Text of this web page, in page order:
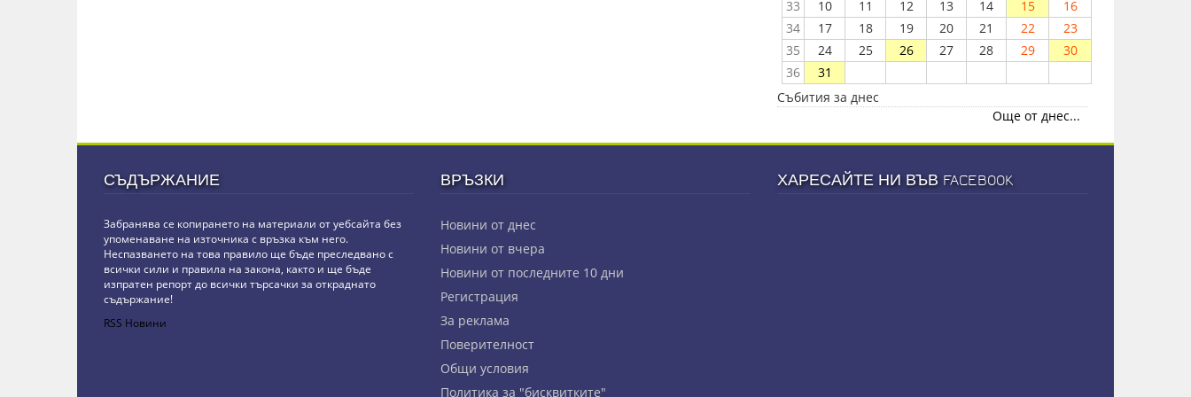
33 10 11 12 13 14 15
16
34
17 18 19 20 21 22
23
35
24 25 26 27 28 29
30
36
31
Събития за днес
Още от днес...
СЪДЪРЖАНИЕ
Забранява се копирането на материали от уебсайта без
упоменаване на източника с връзка към него.
Неспазването на това правило ще бъде преследвано с
всички сили и правила на закона, както и ще бъде
изпратен репорт до всички търсачки за откраднато
съдържание!
RSS Новини
ВРЪЗКИ
Новини от днес
Новини от вчера
Новини от последните 10 дни
Регистрация
За реклама
Πoвepитeлнocт
Общи условия
Политика за "бисквитките"
ХАРЕСАЙТЕ НИ ВЪВ FACEBOOK